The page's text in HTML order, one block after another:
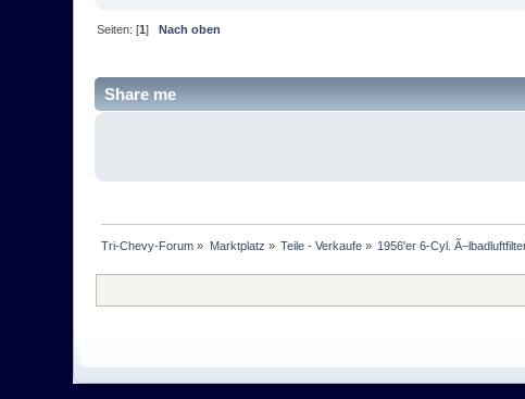
Seiten: [1]Nach oben
Share me
Tri-Chevy-Forum » Marktplatz » Teile - Verkaufe » 1956'er 6-Cyl.